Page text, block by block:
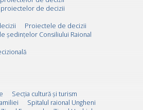
de decizii
Proiectele de decizii
ședințelor Consiliului Raional
Secția cultură și turism
Spitalul raional Ungheni